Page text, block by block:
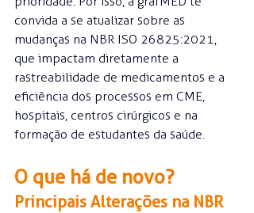
convida a se atualizar sobre as
mudanças na NBR ISO 26825:2021,
que impactam diretamente a
rastreabilidade de medicamentos e a
eficiência dos processos em CME,
hospitais, centros cirúrgicos e na
formação de estudantes da saúde.
O que há de novo?
Principais Alterações na NBR